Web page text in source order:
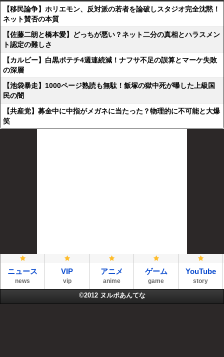
【移民論争】ホリエモン、反対派の若者を論破しスタジオ完全沈黙！
ネット賛否の本質
【佐藤二朗と橋本愛】どっちが悪い？ネット二分の真相とハラスメン
ト認定の難しさ
【カルビー】白黒ポテチ4週連続減！ナフサ不足の誤算とマーケ失敗
の深層
【池袋暴走】1000ページ熟読も無駄！飯塚の獄中死が曝した上級国
民の闇
【共産党】募金中に中指がメガネに当たった？物理的に不可能と大爆
笑
ニュース
news
VIP
vip
アニメ
anime
ゲーム
game
YouTube
story
©2012 ヌルポあんてな